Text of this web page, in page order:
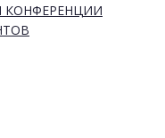
КОНФЕРЕНЦИИ